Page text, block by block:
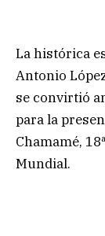
La histórica
Antonio
se convirtió
para la
Chamamé,
Mundial.